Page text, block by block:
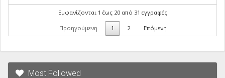
Εμφανίζονται 1 έως 20 από 31 εγγραφές
Προηγούμενη 1 2 Επόμενη
Most Followed